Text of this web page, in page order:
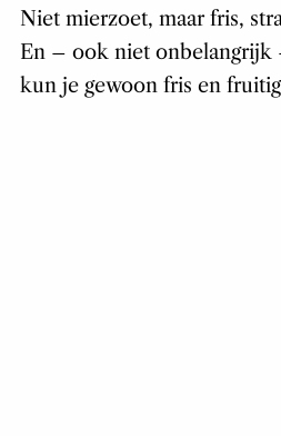
Niet mierzoet, maar fris,
En – ook niet onbelangrijk
kun je gewoon fris en